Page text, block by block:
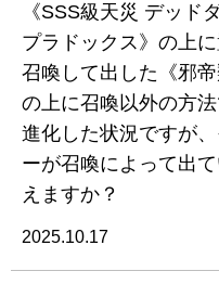
《SSS級天災 デッド
プラドックス》の上に
召喚して出した《邪
の上に召喚以外の方
進化した状況ですが
ーが召喚によって出
えますか？
2025.10.17